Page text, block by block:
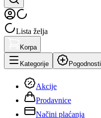
Lista želja
Korpa
Kategorije Pogodnosti
Akcije
Prodavnice
Načini plaćanja